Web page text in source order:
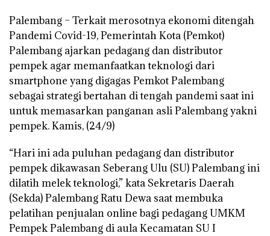
Palembang – Terkait merosotnya ekonomi ditengah
Pandemi Covid-19, Pemerintah Kota (Pemkot)
Palembang ajarkan pedagang dan distributor
pempek agar memanfaatkan teknologi dari
smartphone yang digagas Pemkot Palembang
sebagai strategi bertahan di tengah pandemi saat ini
untuk memasarkan panganan asli Palembang yakni
pempek. Kamis, (24/9)
“Hari ini ada puluhan pedagang dan distributor
pempek dikawasan Seberang Ulu (SU) Palembang ini
dilatih melek teknologi,” kata Sekretaris Daerah
(Sekda) Palembang Ratu Dewa saat membuka
pelatihan penjualan online bagi pedagang UMKM
Pempek Palembang di aula Kecamatan SU I